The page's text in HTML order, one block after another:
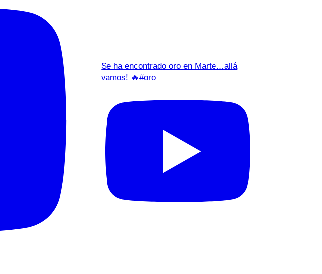
Se ha encontrado oro en Marte…allá
vamos! 🔥#oro